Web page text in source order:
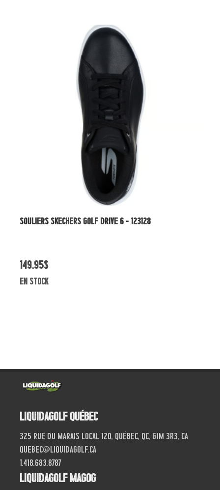
DRIVE 6 - 123128 SOULIERS SKECHERS GO
Liquidagolf Québec
325 Rue du Marais local 120, Québec, QC, G1M 3R3, CA
quebec@liquidagolf.ca
1.418.683.8787
Liquidagolf Magog